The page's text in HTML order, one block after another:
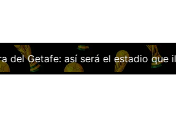
que ilusiona a toda la afición